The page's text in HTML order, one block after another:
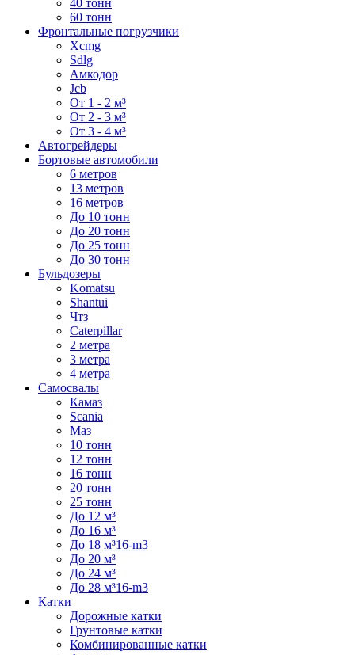
60 тонн
Фронтальные погрузчики
Xcmg
Sdlg
Амкодор
Jcb
От 1 - 2 м³
От 2 - 3 м³
От 3 - 4 м³
Автогрейдеры
Бортовые автомобили
6 метров
13 метров
16 метров
До 10 тонн
До 20 тонн
До 25 тонн
До 30 тонн
Бульдозеры
Komatsu
Shantui
Чтз
Caterpillar
2 метра
3 метра
4 метра
Самосвалы
Камаз
Scania
Маз
10 тонн
12 тонн
16 тонн
20 тонн
25 тонн
До 12 м³
До 16 м³
До 18 м³16-m3
До 20 м³
До 24 м³
До 28 м³16-m3
Катки
Дорожные катки
Грунтовые катки
Комбинированные катки